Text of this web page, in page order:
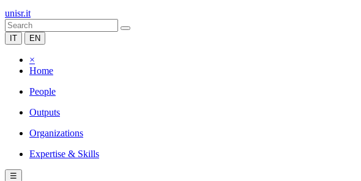
unisr.it
IT EN
×
Home
People
Outputs
Organizations
Expertise & Skills
☰